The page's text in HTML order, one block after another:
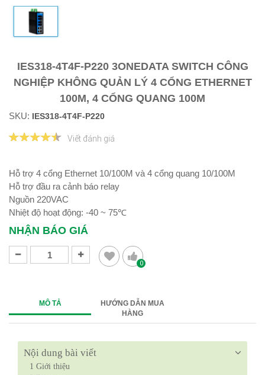
IES318-4T4F-P220 3ONEDATA SWITCH CÔNG
NGHIỆP KHÔNG QUẢN LÝ 4 CỔNG ETHERNET
100M, 4 CỔNG QUANG 100M
SKU: IES318-4T4F-P220
Viết đánh giá
Hỗ trợ 4 cổng Ethernet 10/100M và 4 cổng quang 10/100M
Hỗ trợ đầu ra cảnh báo relay
Nguồn 220VAC
Nhiệt độ hoạt động: -40 ~ 75℃
NHẬN BÁO GIÁ
0
MÔ TẢ
HƯỚNG DẪN MUA
HÀNG
Nội dung bài viết
1 Giới thiệu